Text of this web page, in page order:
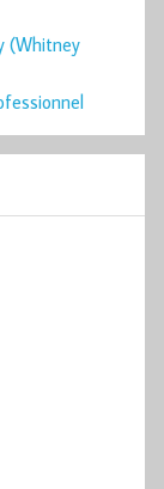
(Whitney